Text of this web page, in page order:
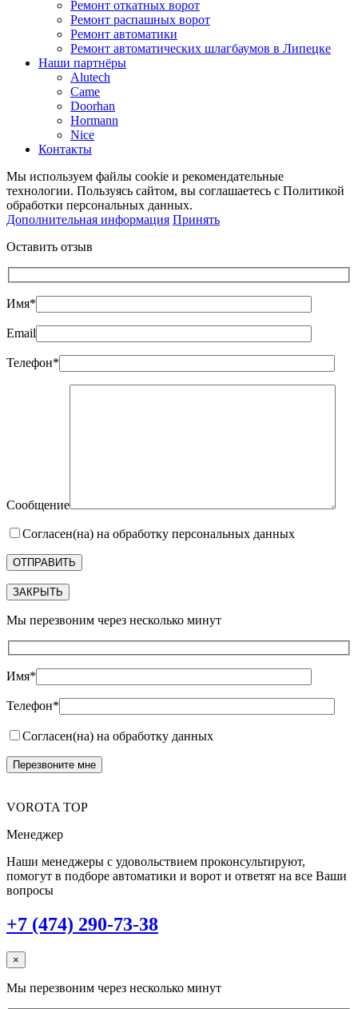
Ремонт откатных ворот
Ремонт распашных ворот
Ремонт автоматики
Ремонт автоматических шлагбаумов в Липецке
Наши партнёры
Alutech
Came
Doorhan
Hormann
Nice
Контакты
Мы используем файлы cookie и рекомендательные
технологии. Пользуясь сайтом, вы соглашаетесь с Политикой
обработки персональных данных.
Дополнительная информация Принять
Оставить отзыв
Имя*
Email
Телефон*
Сообщение
Согласен(на) на обработку персональных данных
ЗАКРЫТЬ
Мы перезвоним через несколько минут
Имя*
Телефон*
Согласен(на) на обработку данных
VOROTA TOP
Менеджер
Наши менеджеры с удовольствием проконсультируют,
помогут в подборе автоматики и ворот и ответят на все Ваши
вопросы
+7 (474) 290-73-38
×
Мы перезвоним через несколько минут